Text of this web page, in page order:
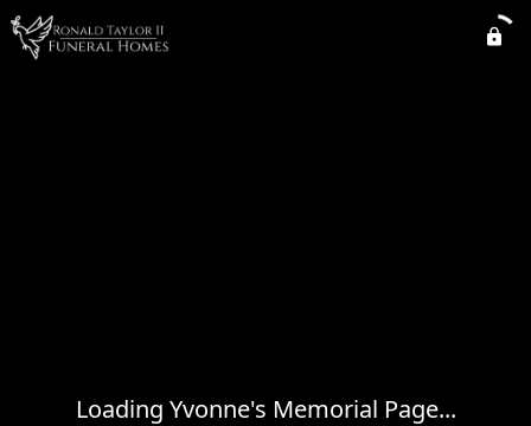
Loading Yvonne's Memorial Page...